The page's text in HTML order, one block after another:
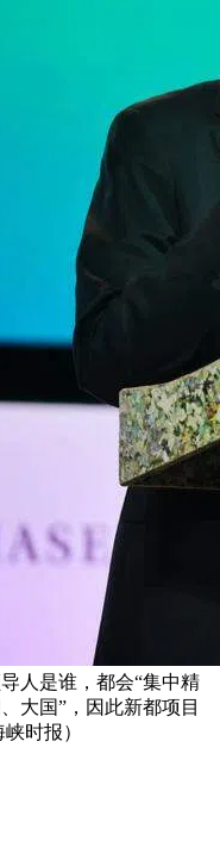
人是谁，都会“集中精
大国”，因此新都项目
时报）